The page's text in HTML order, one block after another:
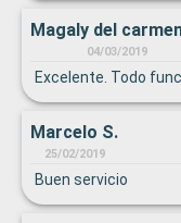
Magaly del
04/03/2019
Excelente. Todo
Marcelo S.
25/02/2019
Buen servicio